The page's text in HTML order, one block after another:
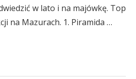
w lato i na majówkę. Top
na Mazurach. 1. Piramida …